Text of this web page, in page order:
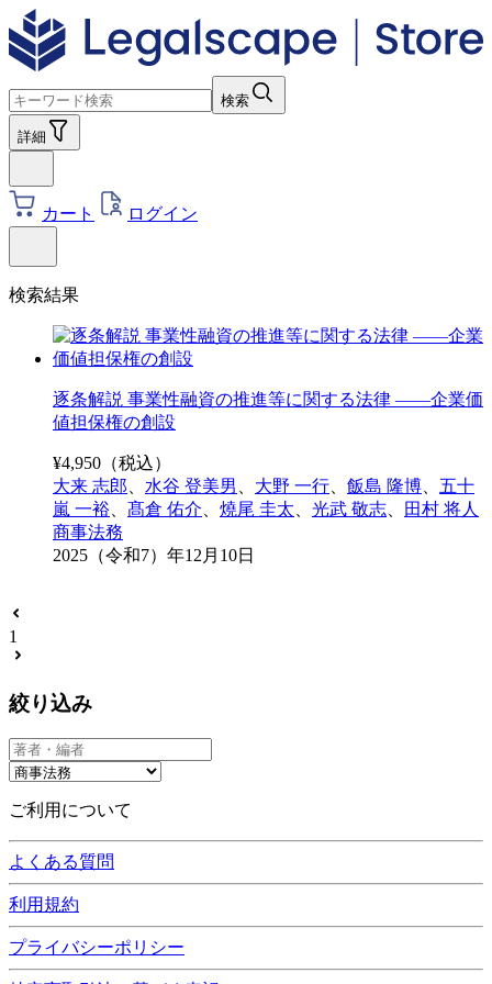
検索
詳細
カート ログイン
検索結果
逐条解説 事業性融資の推進等に関する法律 ――企業価
値担保権の創設
¥4,950 （税込）
大来 志郎
水谷 登美男 大野 一行 飯島 隆博
五十
嵐 一裕
髙倉 佑介 燒尾 圭太 光武 敬志
田村 将人
商事法務
2025（令和7）年12月10日
1
絞り込み
ご利用について
よくある質問
利用規約
プライバシーポリシー